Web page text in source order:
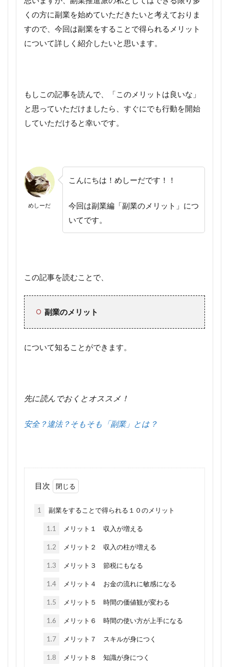
くの方に副業を始めていただきたいと考えておりま
すので、今回は副業をすることで得られるメリット
について詳しく紹介したいと思います。
もしこの記事を読んで、「このメリットは良いな」
と思っていただけましたら、すぐにでも行動を開始
していただけると幸いです。
めしーだ
こんにちは！めしーだです！！
今回は副業編「副業のメリット」につ
いてです。
この記事を読むことで、
副業のメリット
について知ることができます。
先に読んでおくとオススメ！
安全？違法？そもそも「副業」とは？
目次
1 副業をすることで得られる１０のメリット
1.1 メリット１ 収入が増える
1.2 メリット２ 収入の柱が増える
1.3 メリット３ 節税にもなる
1.4 メリット４ お金の流れに敏感になる
1.5 メリット５ 時間の価値観が変わる
1.6 メリット６ 時間の使い方が上手になる
1.7 メリット７ スキルが身につく
1.8 メリット８ 知識が身につく